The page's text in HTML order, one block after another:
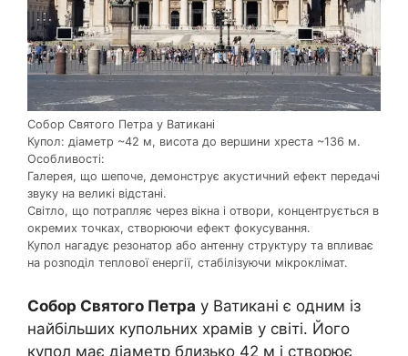
Собор Святого Петра у Ватикані
Купол: діаметр ~42 м, висота до вершини хреста ~136 м.
Особливості:
Галерея, що шепоче, демонструє акустичний ефект передачі
звуку на великі відстані.
Світло, що потрапляє через вікна і отвори, концентрується в
окремих точках, створюючи ефект фокусування.
Купол нагадує резонатор або антенну структуру та впливає
на розподіл теплової енергії, стабілізуючи мікроклімат.
Собор Святого Петра у Ватикані є одним із
найбільших купольних храмів у світі. Його
купол має діаметр близько 42 м і створює